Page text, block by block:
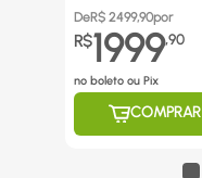
DeR$ 2499,90por
R$1999,90
no boleto ou Pix
COMPRAR